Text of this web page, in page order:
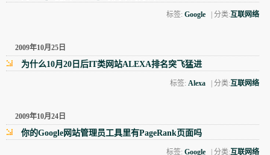
标签:Google | 分类:互联网络
2009年10月25日
为什么10月20日后IT类网站ALEXA排名突飞猛进
标签:Alexa | 分类:互联网络
2009年10月24日
你的Google网站管理员工具里有PageRank页面吗
标签:Google | 分类:互联网络